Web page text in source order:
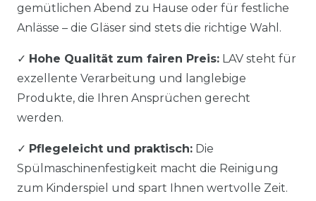
gemütlichen Abend zu Hause oder für festliche
Anlässe – die Gläser sind stets die richtige Wahl.
✓ Hohe Qualität zum fairen Preis: LAV steht für
exzellente Verarbeitung und langlebige
Produkte, die Ihren Ansprüchen gerecht
werden.
✓ Pflegeleicht und praktisch: Die
Spülmaschinenfestigkeit macht die Reinigung
zum Kinderspiel und spart Ihnen wertvolle Zeit.